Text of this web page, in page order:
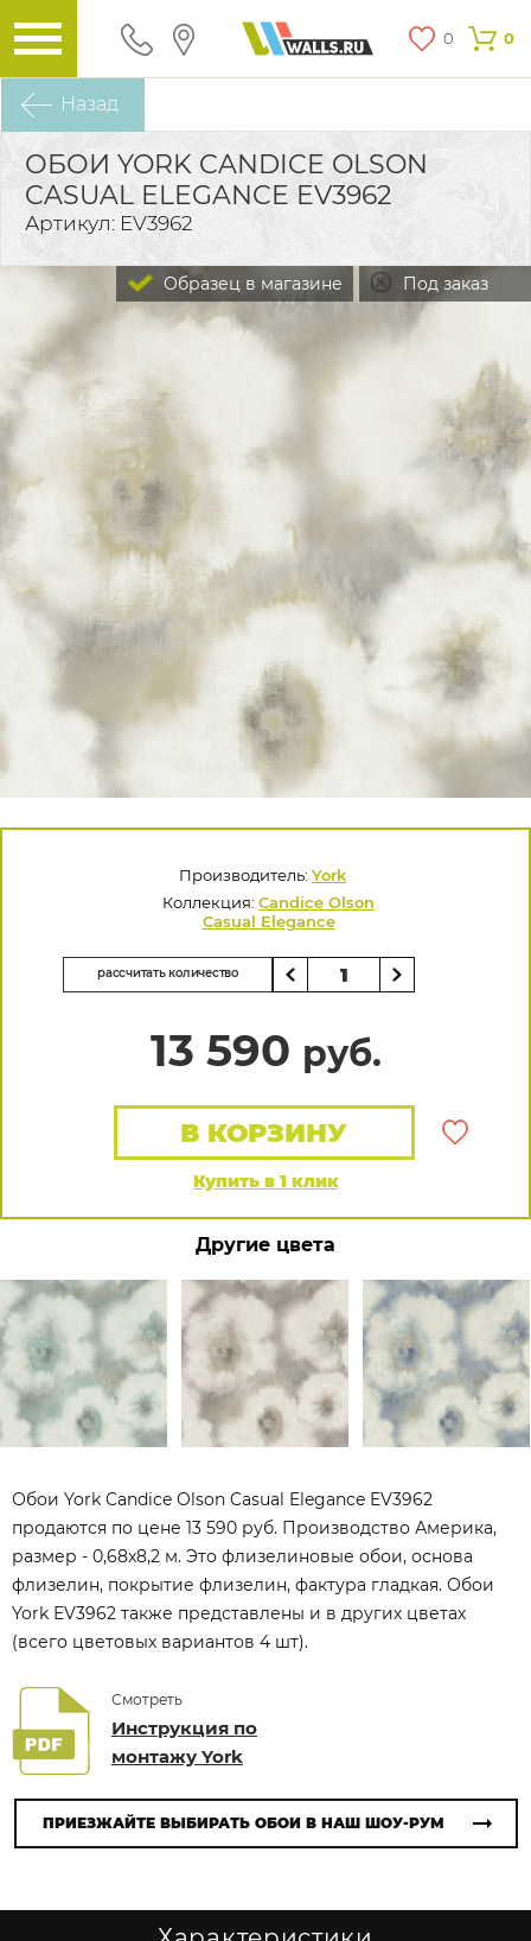
0 0
Назад
ОБОИ YORK CANDICE OLSON
CASUAL ELEGANCE EV3962
Артикул: EV3962
Под заказ
Образец в магазине
Производитель: York
Коллекция: Candice Olson
Casual Elegance
рассчитать количество
13 590 руб.
Купить в 1 клик
В КОРЗИНУ
Другие цвета
Обои York Candice Olson Casual Elegance EV3962
продаются по цене 13 590 руб. Производство Америка,
размер - 0,68x8,2 м. Это флизелиновые обои, основа
флизелин, покрытие флизелин, фактура гладкая. Обои
York EV3962 также представлены и в других цветах
(всего цветовых вариантов 4 шт).
Смотреть
Инструкция по
монтажу York
ПРИЕЗЖАЙТЕ ВЫБИРАТЬ ОБОИ В НАШ ШОУ-РУМ